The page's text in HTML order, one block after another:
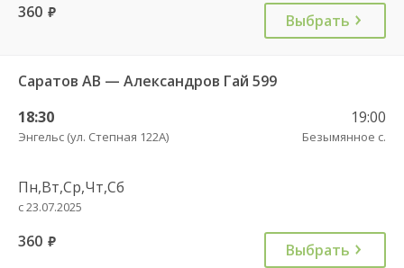
360 руб. Выбрать
Саратов АВ — Александров Гай 599
18:30
Энгельс (ул. Степная 122А)
19:00
Безымянное с.
Пн,Вт,Ср,Чт,Сб
с 23.07.2025
360 руб. Выбрать